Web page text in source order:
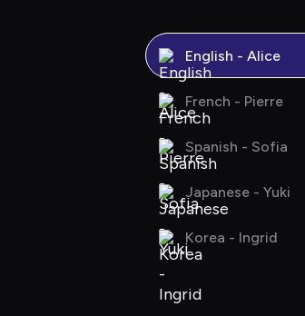
English - Alice
French - Pierre
Spanish - Sofia
Japanese - Yuki
Korea - Ingrid